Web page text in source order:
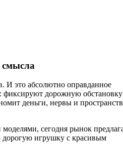
смысла
И это абсолютно оправданное
фиксируют дорожную
деньги, нервы и
сегодня рынок
дорогую игрушку с красивым